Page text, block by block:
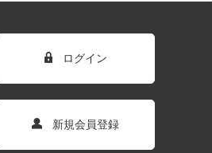
ログイン
新規会員登録